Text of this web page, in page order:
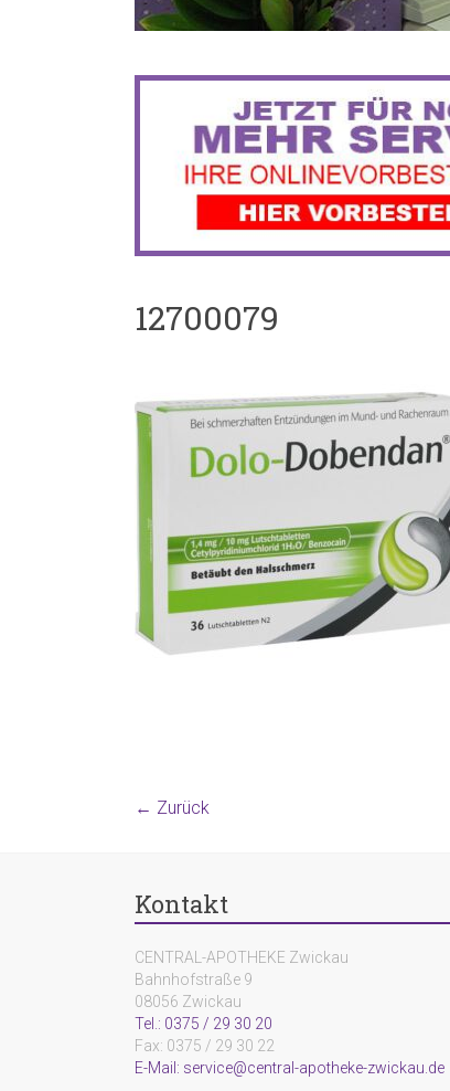
BIS
12700079
← Zurück
Kontakt
CENTRAL-APOTHEKE Zwickau
Bahnhofstraße 9
08056 Zwickau
Tel.: 0375 / 29 30 20
Fax: 0375 / 29 30 22
E-Mail: service@central-apotheke-zwickau.de